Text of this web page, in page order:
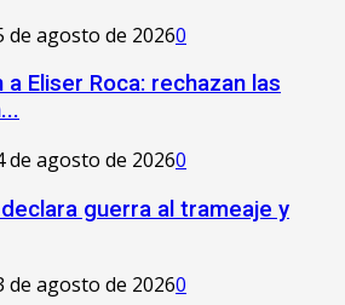
de agosto de 20260
Eliser Roca: rechazan las
de agosto de 20260
guerra al trameaje y
de agosto de 20260